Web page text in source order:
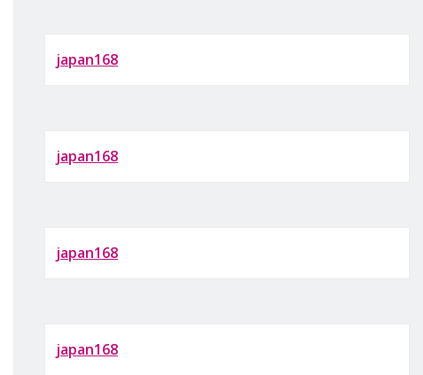
japan168
japan168
japan168
japan168